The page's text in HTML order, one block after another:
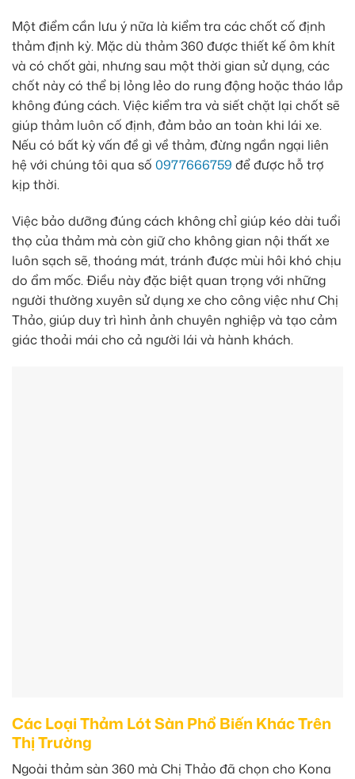
Một điểm cần lưu ý nữa là kiểm tra các chốt cố định
thảm định kỳ. Mặc dù thảm 360 được thiết kế ôm khít
và có chốt gài, nhưng sau một thời gian sử dụng, các
chốt này có thể bị lỏng lẻo do rung động hoặc tháo lắp
không đúng cách. Việc kiểm tra và siết chặt lại chốt sẽ
giúp thảm luôn cố định, đảm bảo an toàn khi lái xe.
Nếu có bất kỳ vấn đề gì về thảm, đừng ngần ngại liên
hệ với chúng tôi qua số 0977666759 để được hỗ trợ
kịp thời.
Việc bảo dưỡng đúng cách không chỉ giúp kéo dài tuổi
thọ của thảm mà còn giữ cho không gian nội thất xe
luôn sạch sẽ, thoáng mát, tránh được mùi hôi khó chịu
do ẩm mốc. Điều này đặc biệt quan trọng với những
người thường xuyên sử dụng xe cho công việc như Chị
Thảo, giúp duy trì hình ảnh chuyên nghiệp và tạo cảm
giác thoải mái cho cả người lái và hành khách.
Các Loại Thảm Lót Sàn Phổ Biến Khác Trên
Thị Trường
Ngoài thảm sàn 360 mà Chị Thảo đã chọn cho Kona